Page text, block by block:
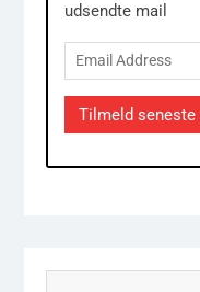
udsendte mail
Email
Address
Tilmeld seneste